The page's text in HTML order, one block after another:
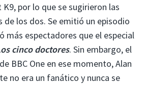
por lo que se sugirieron las
de los dos. Se emitió un episodio
más espectadores que el especial
cinco doctores. Sin embargo, el
BBC One en ese momento, Alan
no era un fanático y nunca se